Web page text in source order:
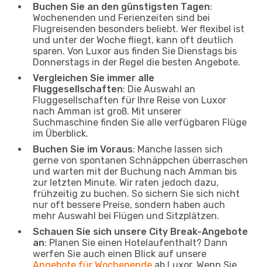
Buchen Sie an den günstigsten Tagen:
Wochenenden und Ferienzeiten sind bei
Flugreisenden besonders beliebt. Wer flexibel ist
und unter der Woche fliegt, kann oft deutlich
sparen. Von Luxor aus finden Sie Dienstags bis
Donnerstags in der Regel die besten Angebote.
Vergleichen Sie immer alle
Fluggesellschaften: Die Auswahl an
Fluggesellschaften für Ihre Reise von Luxor
nach Amman ist groß. Mit unserer
Suchmaschine finden Sie alle verfügbaren Flüge
im Überblick.
Buchen Sie im Voraus: Manche lassen sich
gerne von spontanen Schnäppchen überraschen
und warten mit der Buchung nach Amman bis
zur letzten Minute. Wir raten jedoch dazu,
frühzeitig zu buchen. So sichern Sie sich nicht
nur oft bessere Preise, sondern haben auch
mehr Auswahl bei Flügen und Sitzplätzen.
Schauen Sie sich unsere City Break-Angebote
an: Planen Sie einen Hotelaufenthalt? Dann
werfen Sie auch einen Blick auf unsere